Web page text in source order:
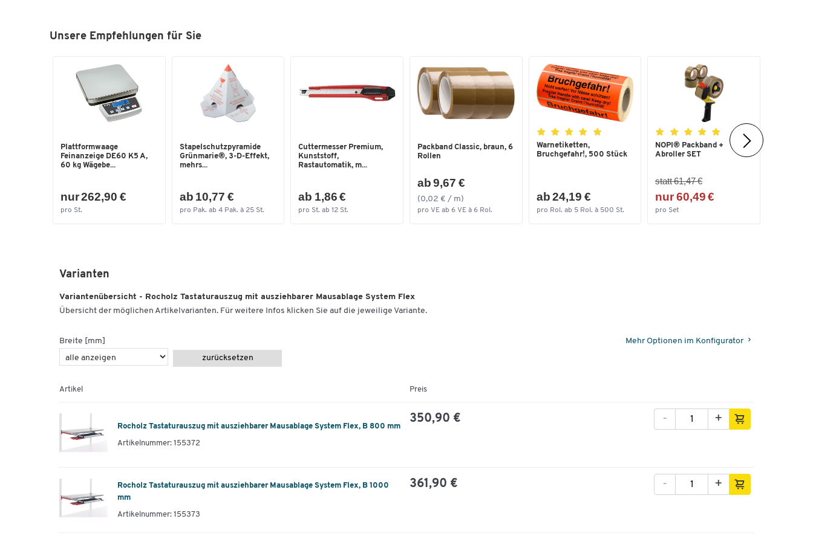
800 mm / 1000 mm
Maße Ablageboden: B 800 x T 300 mm / B 1000 x T
300 mm
Maße Tastaturauszug mit Mausablage: B 800 x T 100
mm / B 1000 x T 100 mm
Tastaturablage: B 800 x T 400 mm / B 1000 x T 400
Unsere Empfehlungen für Sie
Plattformwaage
Feinanzeige DE60 K5 A,
60 kg Wägebe...
nur 262,90 €
pro St.
Stapelschutzpyramide
Grünmarie®, 3-D-Effekt,
mehrs...
ab 10,77 €
pro Pak. ab 4 Pak. à 25 St.
Cuttermesser Premium,
Kunststoff,
Rastautomatik, m...
ab 1,86 €
pro St. ab 12 St.
Packband Classic, braun, 6
Rollen
ab 9,67 €
(0,02 € / m)
pro VE ab 6 VE à 6 Rol.
Warnetiketten,
Bruchgefahr!, 500 Stück
ab 24,19 €
pro Rol. ab 5 Rol. à 500 St.
NOPI® Packband +
Abroller SET
statt 61,47 €
nur 60,49 €
pro Set
Varianten
Variantenübersicht - Rocholz Tastaturauszug mit ausziehbarer Mausablage System Flex
Übersicht der möglichen Artikelvarianten. Für weitere Infos klicken Sie auf die jeweilige Variante.
Breite [mm]
zurücksetzen
Mehr Optionen im Konfigurator
Artikel Preis
Rocholz Tastaturauszug mit ausziehbarer Mausablage System Flex, B 800 mm
Artikelnummer: 155372
350,90 € +
-
Rocholz Tastaturauszug mit ausziehbarer Mausablage System Flex, B 1000
mm
Artikelnummer: 155373
361,90 € +
-